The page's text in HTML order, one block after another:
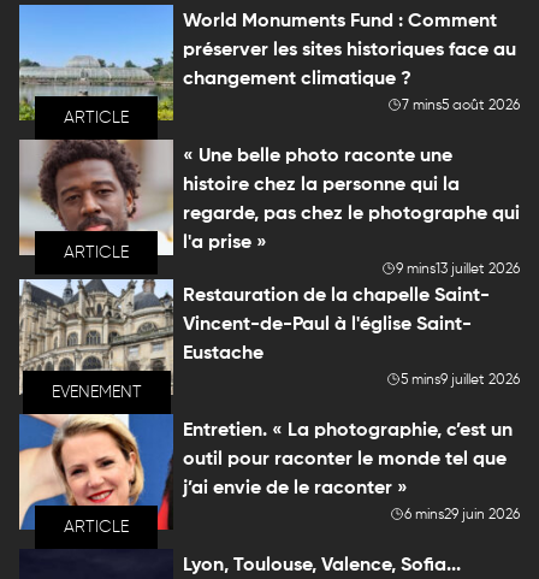
ARTICLE
World Monuments Fund : Comment
préserver les sites historiques face au
changement climatique ?
7 mins5 août 2026
ARTICLE
« Une belle photo raconte une
histoire chez la personne qui la
regarde, pas chez le photographe qui
l'a prise »
9 mins13 juillet 2026
EVENEMENT
Restauration de la chapelle Saint-
Vincent-de-Paul à l'église Saint-
Eustache
5 mins9 juillet 2026
ARTICLE
Entretien. « La photographie, c’est un
outil pour raconter le monde tel que
j’ai envie de le raconter »
6 mins29 juin 2026
Lyon, Toulouse, Valence, Sofia...